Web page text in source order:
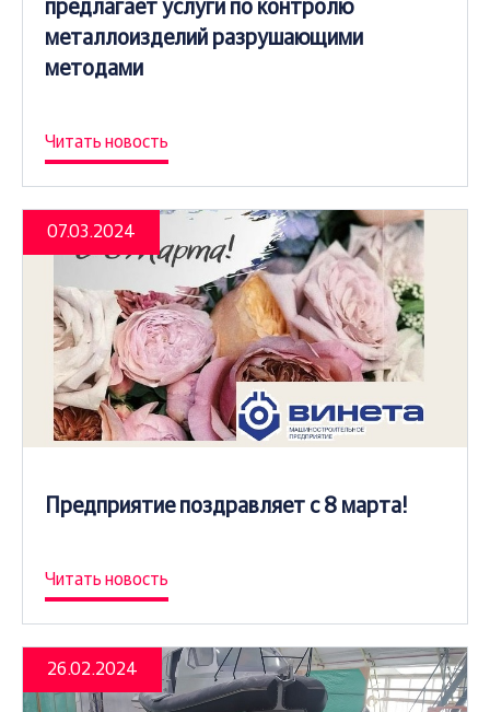
предлагает услуги по контролю
металлоизделий разрушающими
методами
Читать новость
07.03.2024
Предприятие поздравляет с 8 марта!
Читать новость
26.02.2024